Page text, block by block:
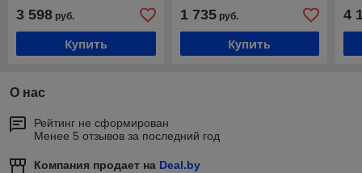
каркас 251211 (80 см)
3 598 руб.
Купить
1 735руб.
Купить
4
О нас
Рейтинг не сформирован
Менее 5 отзывов за последний год
Компания продает на Deal.by